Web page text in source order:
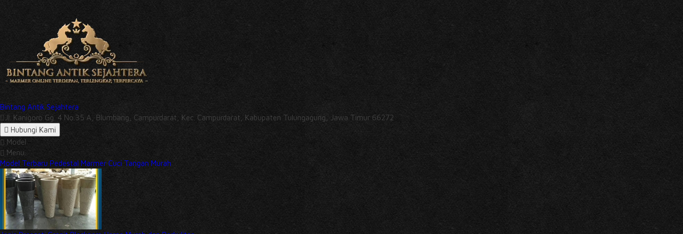
Bintang Antik Sejahtera
Jl. Kanigoro Gg. 4 No.35 A, Blumbang, Campurdarat, Kec. Campurdarat, Kabupaten Tulungagung, Jawa Timur 66272
Hubungi Kami
Model
Menu
Model Terbaru Pedestal Marmer Cuci Tangan Murah